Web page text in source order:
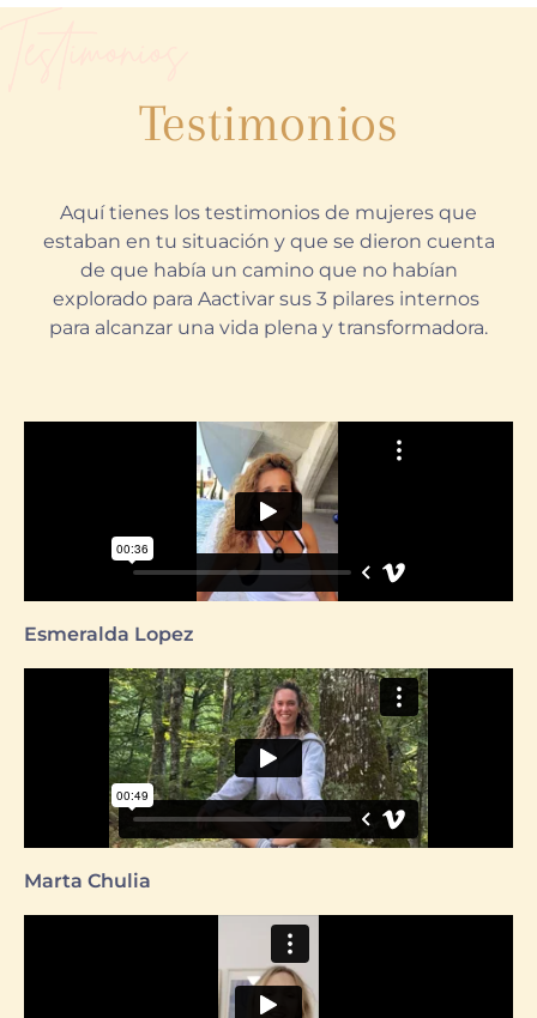
Testimonios
Aquí tienes los testimonios de mujeres que
estaban en tu situación y que se dieron cuenta
de que había un camino que no habían
explorado para Aactivar sus 3 pilares internos
para alcanzar una vida plena y transformadora.
Esmeralda Lopez
Marta Chulia